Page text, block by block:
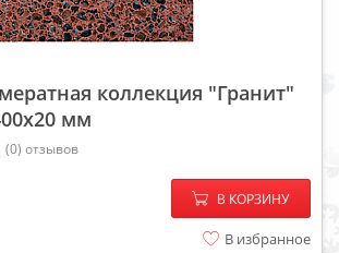
коллекция "Гранит"
мм
(0) отзывов
− +
В КОРЗИНУ
В избранное